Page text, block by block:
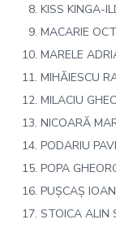
KISS KINGA-
MACARIE
MARELE
MIHĂIESCU
MILACIU
NICOARĂ
PODARIU
POPA
PUȘCAȘ IOAN
STOICA ALIN